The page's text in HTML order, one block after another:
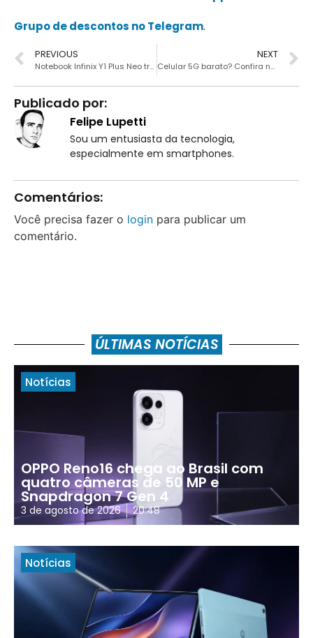
Grupo de descontos no Telegram.
PREVIOUS
Notebook Infinix Y1 Plus Neo traz tela de 15.6″ e processador da Intel
NEXT
Celular 5G barato? Confira nossa seleção com os melhores
Publicado por:
Felipe Lupetti
Sou um entusiasta da tecnologia,
especialmente em smartphones.
Comentários:
Você precisa fazer o login para publicar um
comentário.
ÚLTIMAS NOTÍCIAS
Notícias
OPPO Reno16 chega ao Brasil com
quatro câmeras de 50 MP e
Snapdragon 7 Gen 4
3 de agosto de 2026 20:48
Notícias